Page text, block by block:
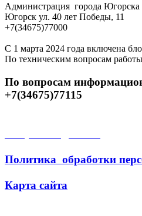
Администрация города Югорска
Югорск ул. 40 лет Победы, 11
+7(34675)77000
С 1 марта 2024 года включена
По техническим вопросам
По вопросам
+7(34675)77115
Политика обработки
Карта сайта